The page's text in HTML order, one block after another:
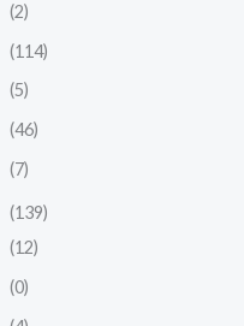
(2)
(114)
(5)
(46)
(7)
(139)
(12)
(0)